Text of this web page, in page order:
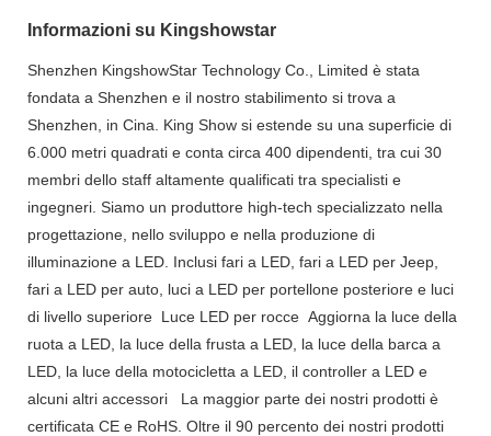
Informazioni su Kingshowstar
Shenzhen KingshowStar Technology Co., Limited è stata
fondata a Shenzhen e il nostro stabilimento si trova a
Shenzhen, in Cina. King Show si estende su una superficie di
6.000 metri quadrati e conta circa 400 dipendenti, tra cui 30
membri dello staff altamente qualificati tra specialisti e
ingegneri. Siamo un produttore high-tech specializzato nella
progettazione, nello sviluppo e nella produzione di
illuminazione a LED. Inclusi fari a LED, fari a LED per Jeep,
fari a LED per auto, luci a LED per portellone posteriore e luci
di livello superiore Luce LED per rocce Aggiorna la luce della
ruota a LED, la luce della frusta a LED, la luce della barca a
LED, la luce della motocicletta a LED, il controller a LED e
alcuni altri accessori La maggior parte dei nostri prodotti è
certificata CE e RoHS. Oltre il 90 percento dei nostri prodotti